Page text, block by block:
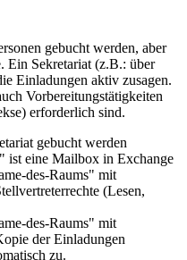
gebucht werden, aber
Ein Sekretariat (z.B.: über
Einladungen aktiv zusagen.
Vorbereitungstätigkeiten
erforderlich sind.
gebucht werden
ist eine Mailbox in Exchange
des-Raums" mit
(Lesen,
des-Raums" mit
der Einladungen
zu.